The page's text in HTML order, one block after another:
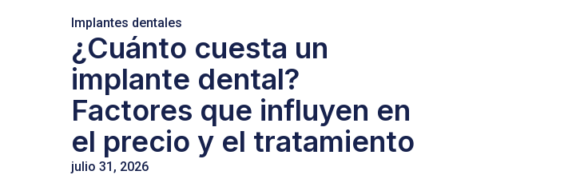
Implantes dentales
¿Cuánto cuesta un
implante dental?
Factores que influyen en
el precio y el tratamiento
julio 31, 2026